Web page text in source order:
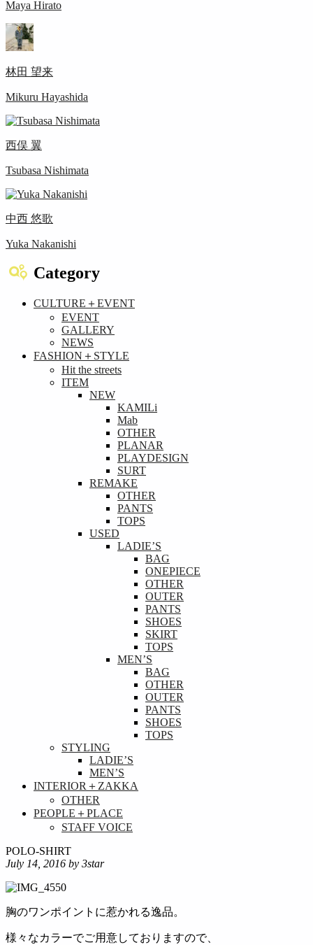
Maya Hirato
林田 望来
Mikuru Hayashida
西俣 翼
Tsubasa Nishimata
中西 悠歌
Yuka Nakanishi
Category
CULTURE＋EVENT
EVENT
GALLERY
NEWS
FASHION＋STYLE
Hit the streets
ITEM
NEW
KAMILi
Mab
OTHER
PLANAR
PLAYDESIGN
SURT
REMAKE
OTHER
PANTS
TOPS
USED
LADIE’S
BAG
ONEPIECE
OTHER
OUTER
PANTS
SHOES
SKIRT
TOPS
MEN’S
BAG
OTHER
OUTER
PANTS
SHOES
TOPS
STYLING
LADIE’S
MEN’S
INTERIOR＋ZAKKA
OTHER
PEOPLE＋PLACE
STAFF VOICE
POLO-SHIRT
July 14, 2016 by 3star
胸のワンポイントに惹かれる逸品。
様々なカラーでご用意しておりますので、